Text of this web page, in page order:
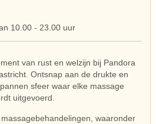
10.00 - 23.00 uur
van rust en welzijn bij Pandora
Ontsnap aan de drukte en
sfeer waar elke massage
uitgevoerd.
waaronder